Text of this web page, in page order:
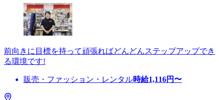
前向きに目標を持って頑張ればどんどんステップアップでき
る環境です!
販売・ファッション・レンタル時給1,116円〜